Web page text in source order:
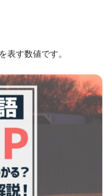
表す数値です。